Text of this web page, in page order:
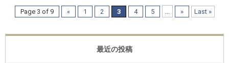
Page 3 of 9 « 1 2 3 4 5 » Last »
最近の投稿